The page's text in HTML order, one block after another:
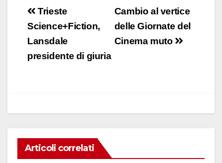
c
e
b
o
s
p
dI
n
ail n
di
vi
Navigazione
articoli
Cambio al vertice
delle Giornate del
Cinema muto
Trieste
Science+Fiction,
Lansdale
presidente di giuria
Articoli correlati